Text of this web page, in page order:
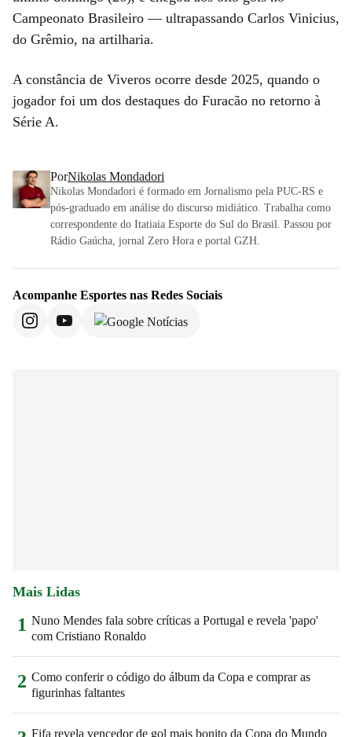
Campeonato Brasileiro — ultrapassando Carlos Vinicius,
do Grêmio, na artilharia.
A constância de Viveros ocorre desde 2025, quando o
jogador foi um dos destaques do Furacão no retorno à
Série A.
PorNikolas Mondadori
Nikolas Mondadori é formado em Jornalismo pela PUC-RS e
pós-graduado em análise do discurso midiático. Trabalha como
correspondente do Itatiaia Esporte do Sul do Brasil. Passou por
Rádio Gaúcha, jornal Zero Hora e portal GZH.
Acompanhe Esportes nas Redes Sociais
Mais Lidas
1 Nuno Mendes fala sobre críticas a Portugal e revela 'papo'
com Cristiano Ronaldo
2 Como conferir o código do álbum da Copa e comprar as
figurinhas faltantes
Fifa revela vencedor de gol mais bonito da Copa do Mundo